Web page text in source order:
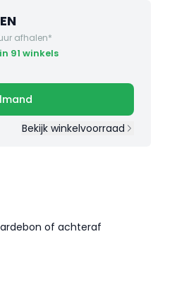
afhalen*
91 winkels
Bekijk winkelvoorraad
of achteraf